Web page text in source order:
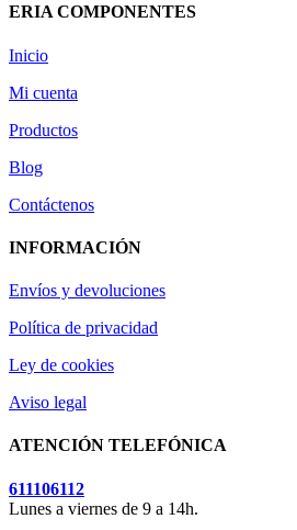
ERIA COMPONENTES
Inicio
Mi cuenta
Productos
Blog
Contáctenos
INFORMACIÓN
Envíos y devoluciones
Política de privacidad
Ley de cookies
Aviso legal
ATENCIÓN TELEFÓNICA
611106112
Lunes a viernes de 9 a 14h.